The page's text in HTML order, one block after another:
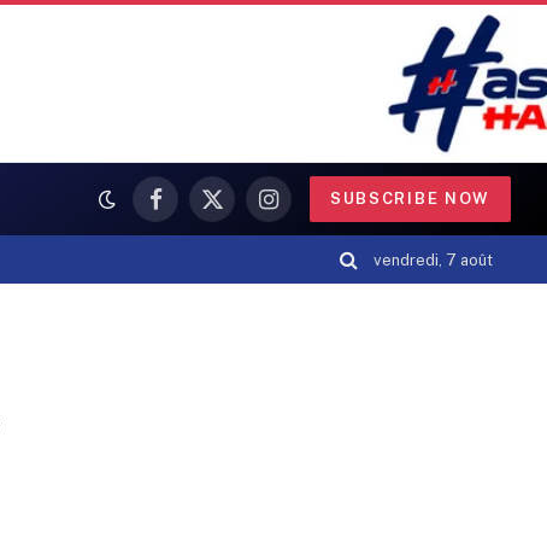
Facebook
X
(Twitter)
Instagram
SUBSCRIBE NOW
vendredi, 7 août